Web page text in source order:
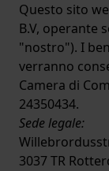
Questo sito
B.V, operante
"nostro"). I
verranno
Camera di
24350434.
Sede legale:
3037 TR